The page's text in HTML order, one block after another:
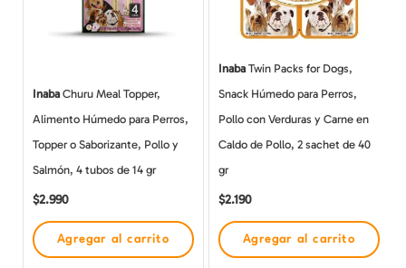
InabaChuru Meal Topper,
Alimento Húmedo para Perros,
Topper o Saborizante, Pollo y
Salmón, 4 tubos de 14 gr
$2.990
Agregar al carrito
InabaTwin Packs for Dogs,
Snack Húmedo para Perros,
Pollo con Verduras y Carne en
Caldo de Pollo, 2 sachet de 40
gr
$2.190
Agregar al carrito